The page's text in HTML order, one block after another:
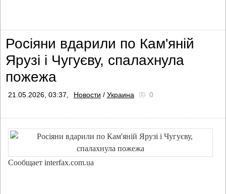
Росіяни вдарили по Кам'яній
Ярузі і Чугуєву, спалахнула
пожежа
21.05.2026, 03:37, Новости / Украина 0
Сообщает interfax.com.ua